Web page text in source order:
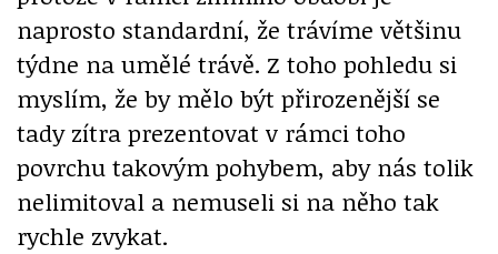
naprosto standardní, že trávíme většinu
týdne na umělé trávě. Z toho pohledu si
myslím, že by mělo být přirozenější se
tady zítra prezentovat v rámci toho
povrchu takovým pohybem, aby nás tolik
nelimitoval a nemuseli si na něho tak
rychle zvykat.